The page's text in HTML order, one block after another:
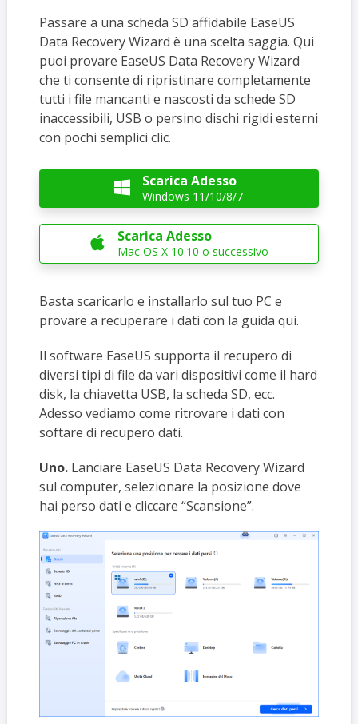
Passare a una scheda SD affidabile EaseUS
Data Recovery Wizard è una scelta saggia. Qui
puoi provare EaseUS Data Recovery Wizard
che ti consente di ripristinare completamente
tutti i file mancanti e nascosti da schede SD
inaccessibili, USB o persino dischi rigidi esterni
con pochi semplici clic.
 Scarica Adesso
Windows 11/10/8/7
 Scarica Adesso
Mac OS X 10.10 o successivo
Basta scaricarlo e installarlo sul tuo PC e
provare a recuperare i dati con la guida qui.
Il software EaseUS supporta il recupero di
diversi tipi di file da vari dispositivi come il hard
disk, la chiavetta USB, la scheda SD, ecc.
Adesso vediamo come ritrovare i dati con
softare di recupero dati.
Uno.Lanciare EaseUS Data Recovery Wizard
sul computer, selezionare la posizione dove
hai perso dati e cliccare “Scansione”.